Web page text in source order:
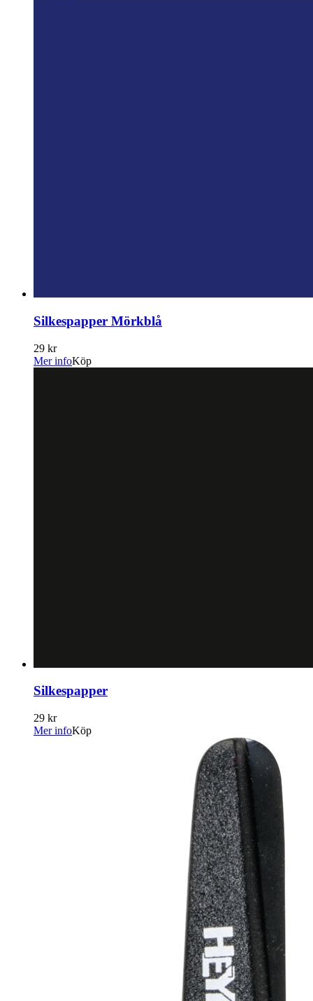
Silkespapper Mörkblå
29 kr
Mer infoKöp
Silkespapper
29 kr
Mer infoKöp